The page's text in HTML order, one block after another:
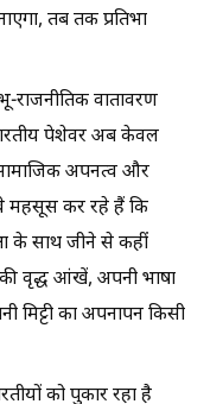
तब तक प्रतिभा
राजनीतिक वातावरण
पेशेवर अब केवल
अपनत्व और
महसूस कर रहे हैं कि
के साथ जीने से कहीं
वृद्ध आंखें, अपनी भाषा
मिट्टी का अपनापन किसी
को पुकार रहा है